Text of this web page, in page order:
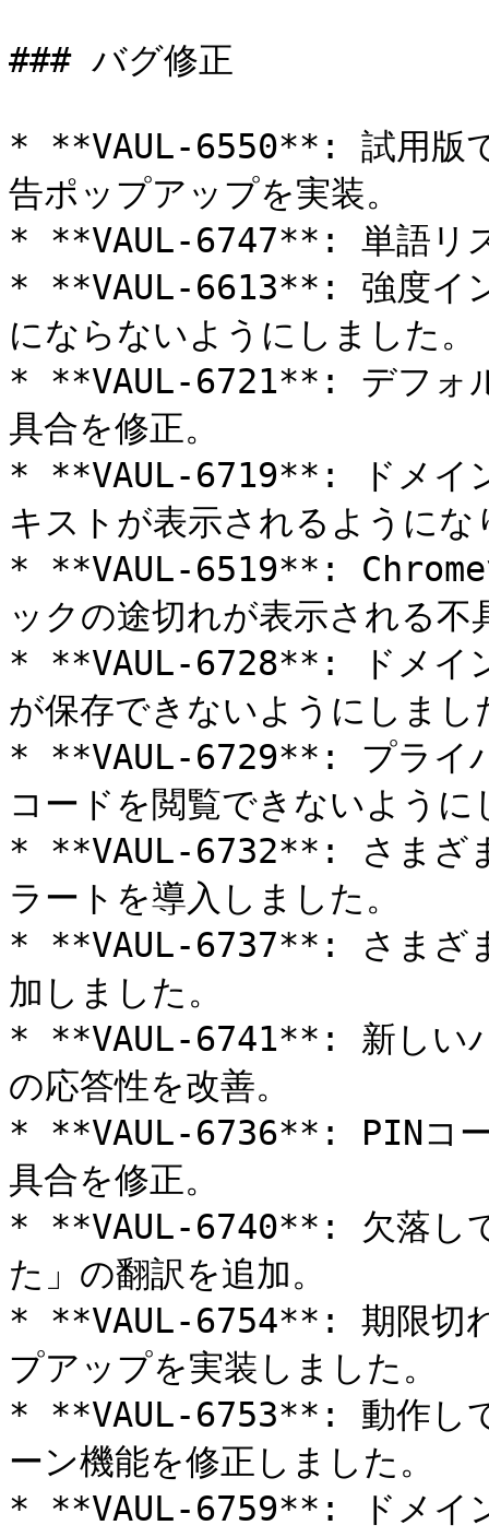
### バグ修正
* **VAUL-6550**: 試用版で
告ポップアップを実装。
* **VAUL-6747**: 単語リス
* **VAUL-6613**: 強度イン
にならないようにしました。
* **VAUL-6721**: デフォル
具合を修正。
* **VAUL-6719**: ドメイン
キストが表示されるようにな
* **VAUL-6519**: Chrome
ックの途切れが表示される不
* **VAUL-6728**: ドメイン
が保存できないようにしまし
* **VAUL-6729**: プライバ
コードを閲覧できないように
* **VAUL-6732**: さまざま
ラートを導入しました。
* **VAUL-6737**: さまざま
加しました。
* **VAUL-6741**: 新しいパ
の応答性を改善。
* **VAUL-6736**: PINコー
具合を修正。
* **VAUL-6740**: 欠落して
た」の翻訳を追加。
* **VAUL-6754**: 期限切れ
プアップを実装しました。
* **VAUL-6753**: 動作し
ーン機能を修正しました。
* **VAUL-6759**: ドメイン